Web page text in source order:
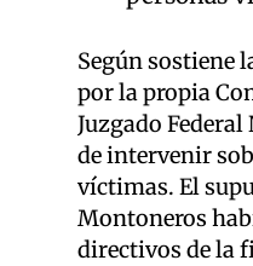
Según sostiene
por la propia
Juzgado
de intervenir
víctimas. El
Montoneros
directivos de la